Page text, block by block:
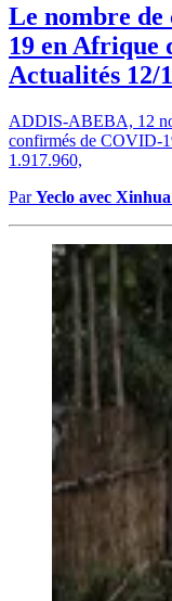
Le nombre de
19 en Afrique
Actualités 12/
ADDIS-ABEBA, 12
confirmés de COVID-
1.917.960,
ParYeclo avec Xinhua